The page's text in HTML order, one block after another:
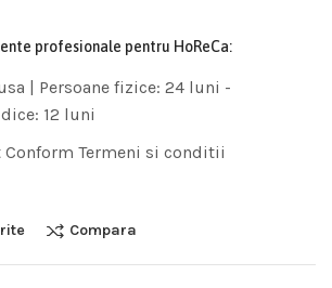
profesionale pentru HoReCa:
| Persoane fizice: 24 luni -
12 luni
Termeni si conditii
Compara